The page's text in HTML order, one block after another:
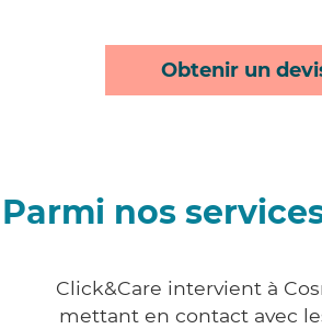
Obtenir un
Parmi nos
Click&Care intervient à
mettant en contact avec